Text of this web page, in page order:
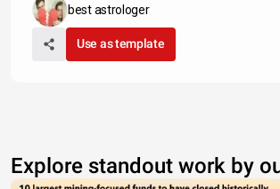
best astrologer
Use as template
Explore standout work by